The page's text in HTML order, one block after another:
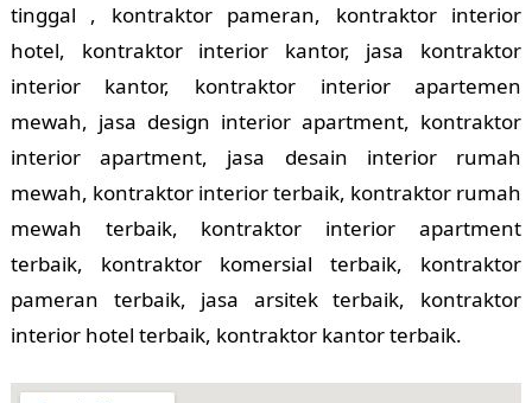
tinggal , kontraktor pameran, kontraktor interior
hotel, kontraktor interior kantor, jasa kontraktor
interior kantor, kontraktor interior apartemen
mewah, jasa design interior apartment, kontraktor
interior apartment, jasa desain interior rumah
mewah, kontraktor interior terbaik, kontraktor rumah
mewah terbaik, kontraktor interior apartment
terbaik, kontraktor komersial terbaik, kontraktor
pameran terbaik, jasa arsitek terbaik, kontraktor
interior hotel terbaik, kontraktor kantor terbaik.